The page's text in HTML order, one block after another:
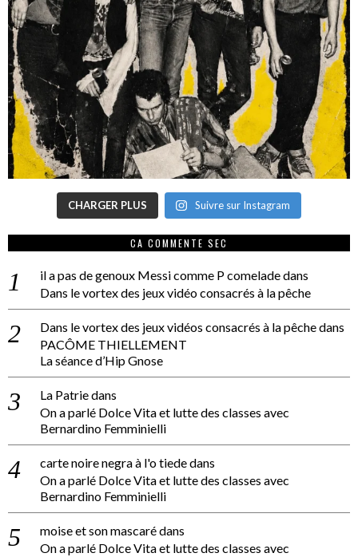
CHARGER PLUS Suivre sur Instagram
CA COMMENTE SEC
il a pas de genoux Messi comme P comeladedans
Dans le vortex des jeux vidéo consacrés à la pêche
Dans le vortex des jeux vidéos consacrés à la pêchedans
PACÔME THIELLEMENT
La séance d’Hip Gnose
La Patriedans
On a parlé Dolce Vita et lutte des classes avec
Bernardino Femminielli
carte noire negra à l'o tiededans
On a parlé Dolce Vita et lutte des classes avec
Bernardino Femminielli
moise et son mascarédans
On a parlé Dolce Vita et lutte des classes avec